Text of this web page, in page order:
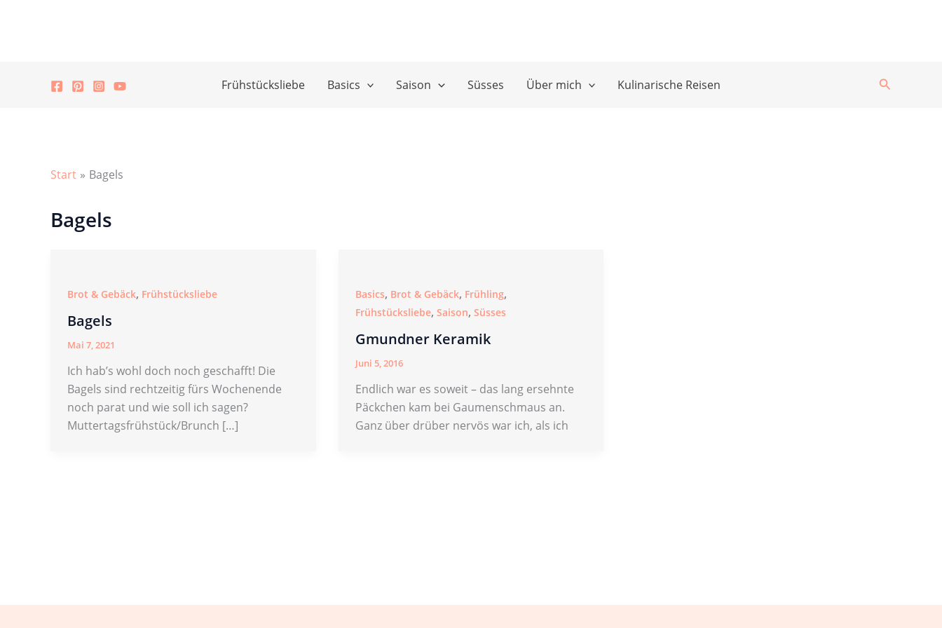
Frühstücksliebe Basics Saison Süsses Über mich Kulinarische Reisen Suchen
Start Bagels
Bagels
Brot & Gebäck, Frühstücksliebe
Bagels
Mai 7, 2021
Ich hab’s wohl doch noch geschafft! Die
Bagels sind rechtzeitig fürs Wochenende
noch parat und wie soll ich sagen?
Muttertagsfrühstück/Brunch […]
Basics, Brot & Gebäck, Frühling,
Frühstücksliebe, Saison, Süsses
Gmundner Keramik
Juni 5, 2016
Endlich war es soweit – das lang ersehnte
Päckchen kam bei Gaumenschmaus an.
Ganz über drüber nervös war ich, als ich